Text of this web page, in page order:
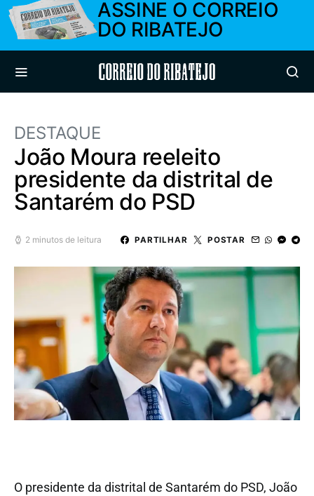
ASSINE O CORREIO
DO RIBATEJO
Correio do Ribatejo
DESTAQUE
João Moura reeleito
presidente da distrital de
Santarém do PSD
2 minutos de leitura PARTILHAR POSTAR
O presidente da distrital de Santarém do PSD, João